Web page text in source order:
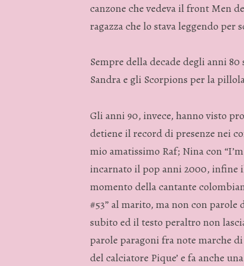
canzone che vedeva il front Men
ragazza che lo stava leggendo per
Sempre della decade degli anni
Sandra e gli Scorpions per la
Gli anni 90, invece, hanno visto
detiene il record di presenze nei
mio amatissimo Raf; Nina con
incarnato il pop anni 2000, infine
momento della cantante
#53” al marito, ma non con
subito ed il testo peraltro non
parole paragoni fra note marche
del calciatore Pique’ e fa anche